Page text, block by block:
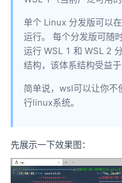
单个 Linux 分发版可以
运行。 每个分发版可随
运行 WSL 1 和 WSL 2
结构，该体系结构受益
简单说，wsl可以让你不
行linux系统。
先展示一下效果图：